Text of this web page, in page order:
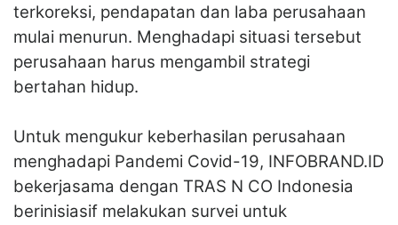
terkoreksi, pendapatan dan laba perusahaan
mulai menurun. Menghadapi situasi tersebut
perusahaan harus mengambil strategi
bertahan hidup.
Untuk mengukur keberhasilan perusahaan
menghadapi Pandemi Covid-19, INFOBRAND.ID
bekerjasama dengan TRAS N CO Indonesia
berinisiasif melakukan survei untuk